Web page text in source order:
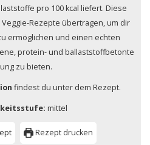
pro 100 kcal liefert. Diese
Rezepte übertragen, um dir
ermöglichen und einen echten
protein- und ballaststoffbetonte
zu bieten.
findest du unter dem Rezept.
mittel
Rezept drucken